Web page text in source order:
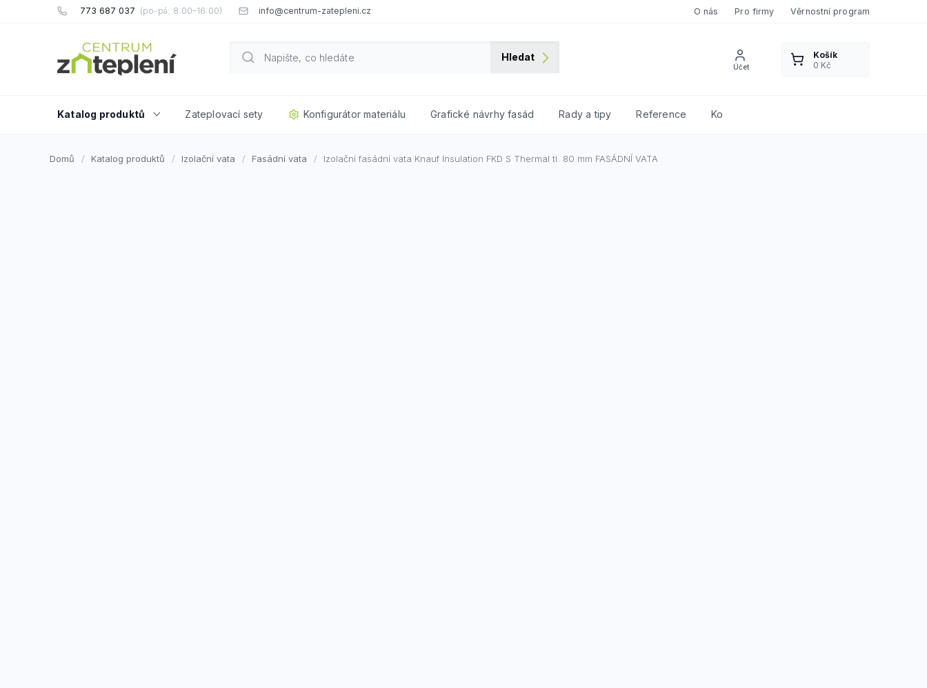
773 687 037 info@centrum-zatepleni.cz O nás Pro firmy Věrnostní program
Hledat
Katalog produktů Zateplovací sety Konfigurátor materiálu Grafické návrhy fasád Rady a tipy Reference Kontakty
Domů Katalog produktů Izolační vata Fasádní vata Izolační fasádní vata Knauf Insulation FKD S Thermal tl. 80 mm FASÁDNÍ VATA